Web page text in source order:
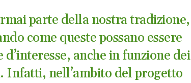
parte della nostra tradizione,
come queste possano essere
d’interesse, anche in funzione dei
Infatti, nell’ambito del progetto